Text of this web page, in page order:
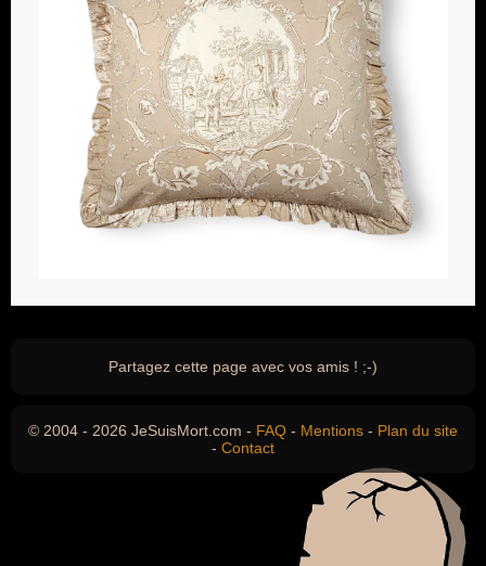
Partagez cette page avec vos amis ! ;-)
© 2004 - 2026 JeSuisMort.com - FAQ - Mentions - Plan du site
- Contact